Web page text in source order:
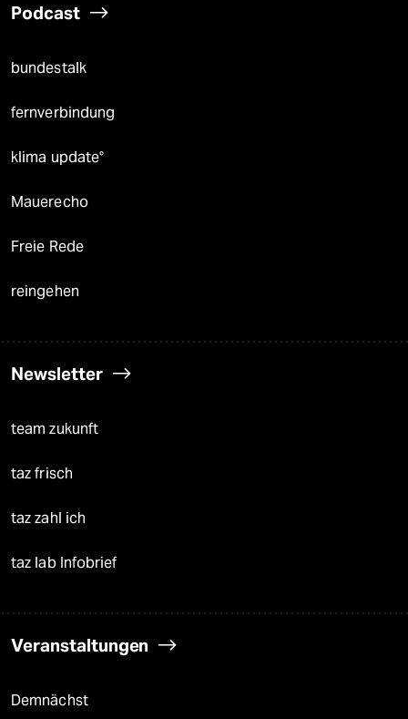
Podcast
bundestalk
fernverbindung
klima update°
Mauerecho
Freie Rede
reingehen
Newsletter
team zukunft
taz frisch
taz zahl ich
taz lab Infobrief
Veranstaltungen
Demnächst